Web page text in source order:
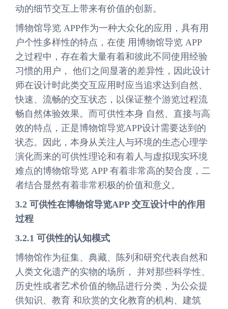
动的细节交互上带来有价值的创新。
博物馆导览 APP作为一种大众化的应用，具有用
户个性多样性的特点，在使 用博物馆导览 APP
之过程中，存在着大量有着和彼此不同使用经验
习惯的用户， 他们之间显著的差异性，因此设计
师在设计时此类交互应用时应当追求达到自然、
快速、流畅的交互状态，以保证整个游览过程流
畅自然体验效果。而可供性本身 自然、直接与高
效的特点，正是博物馆导览APP设计需要达到的
状态。因此，本身从关注人与环境的生态心理学
演化而来的可供性理论和有着人与虚拟现实环境
难点的博物馆导览 APP 有着非常高的契合度，二
者结合显然有着非常积极的价值和意义。
3.2 可供性在博物馆导览APP 交互设计中的作用
过程
3.2.1 可供性的认知模式
博物馆作为征集、典藏、陈列和研究代表自然和
人类文化遗产的实物的场所， 并对那些科学性、
历史性或者艺术价值的物品进行分类，为公众提
供知识、教育 和欣赏的文化教育的机构、建筑